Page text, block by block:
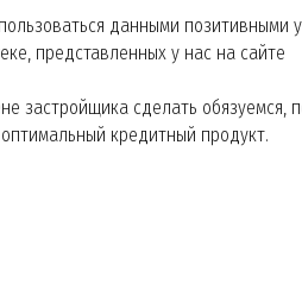
данными
представленных у нас на сайте
застройщика сделать
кредитный продукт.